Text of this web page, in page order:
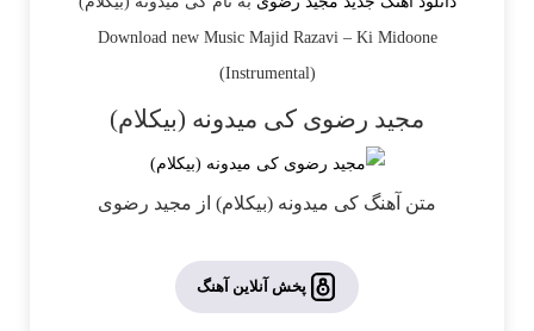
Download new Music Majid Razavi– Ki Midoone
(Instrumental)
مجید رضوی کی میدونه (بیکلام)
متن آهنگ کی میدونه (بیکلام) از مجید رضوی
پخش آنلاین آهنگ